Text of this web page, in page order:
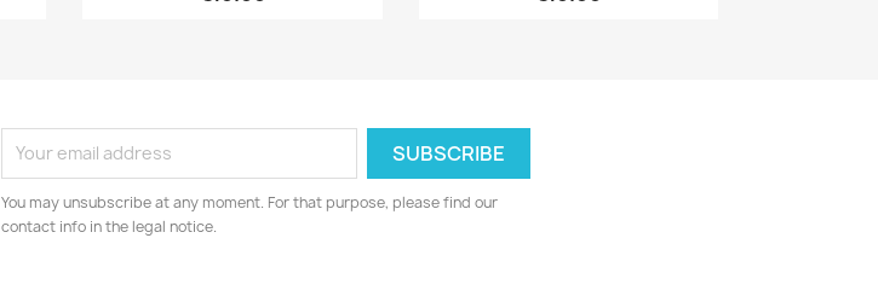
You may unsubscribe at any moment. For that purpose, please find our
contact info in the legal notice.